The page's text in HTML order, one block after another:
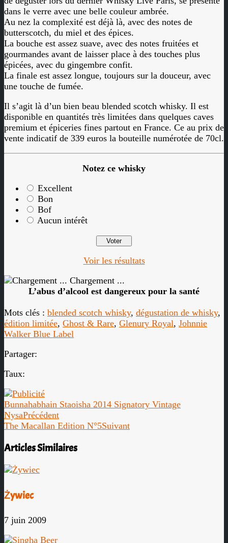
dans le verre avec une belle couleur ambrée.
Au nez la complexité est déjà là, avec des notes de
butterscotch, du miel et des épices.
La bouche est assez suave, avec des notes fruitées et
gourmandes avant de laisser place à des touches plus
épicées, avec du gingembre confit.
La finale est assez longue, toujours sur la douceur, avec
une touche de fumée.
Il s’agit là d’un bien beau blended scotch whisky. Il est
disponible en quantités très limitées dans quelques caves
premium et épiceries fines partout en France. Ce au prix de
vente indicatif de 339 euros la bouteille numérotée de 70cl.
Notez ce whisky
Excellent
Bon
Bof
Aucun intérêt
Voir les résultats
Chargement ...
L’abus d’alcool est dangereux pour la santé
Mots clés : blended scotch whisky, dégustation de whisky,
édition limitée, Ghost & Rare, Glenury Royal, Johnnie
Walker Blue Label
Partager:
Taux:
Bunnahabhain Staoisha 2014 Signatory Vintage
NysaPrécédent
The Macallan Edition N°5Suivant
Articles Similaires
Żywiec
7 juin 2009